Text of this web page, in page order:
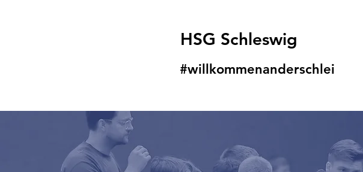
HSG Schleswig
#willkommenanderschlei